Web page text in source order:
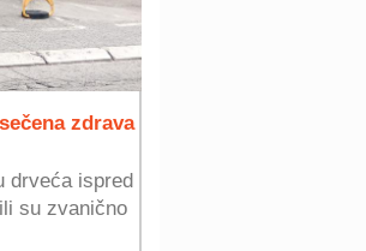
zdrava
drveća ispred
su zvanično